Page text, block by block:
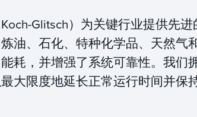
Glitsch）为关键行业提供先
油、石化、特种化学品、天然气
耗，并增强了系统可靠性。我们
大限度地延长正常运行时间并保